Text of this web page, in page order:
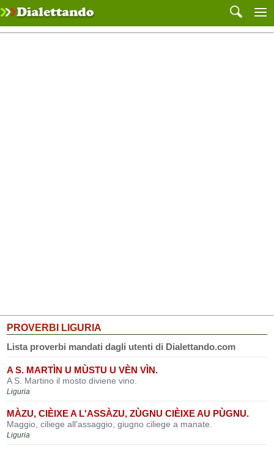
PROVERBI LIGURIA
Lista proverbi mandati dagli utenti di Dialettando.com
A S. MARTÌN U MÙSTU U VÈN VÌN.
A S. Martino il mosto diviene vino.
Liguria
MÀZU, CIÈIXE A L'ASSÀZU, ZÙGNU CIÈIXE AU PÙGNU.
Maggio, ciliege all'assaggio, giugno ciliege a manate.
Liguria